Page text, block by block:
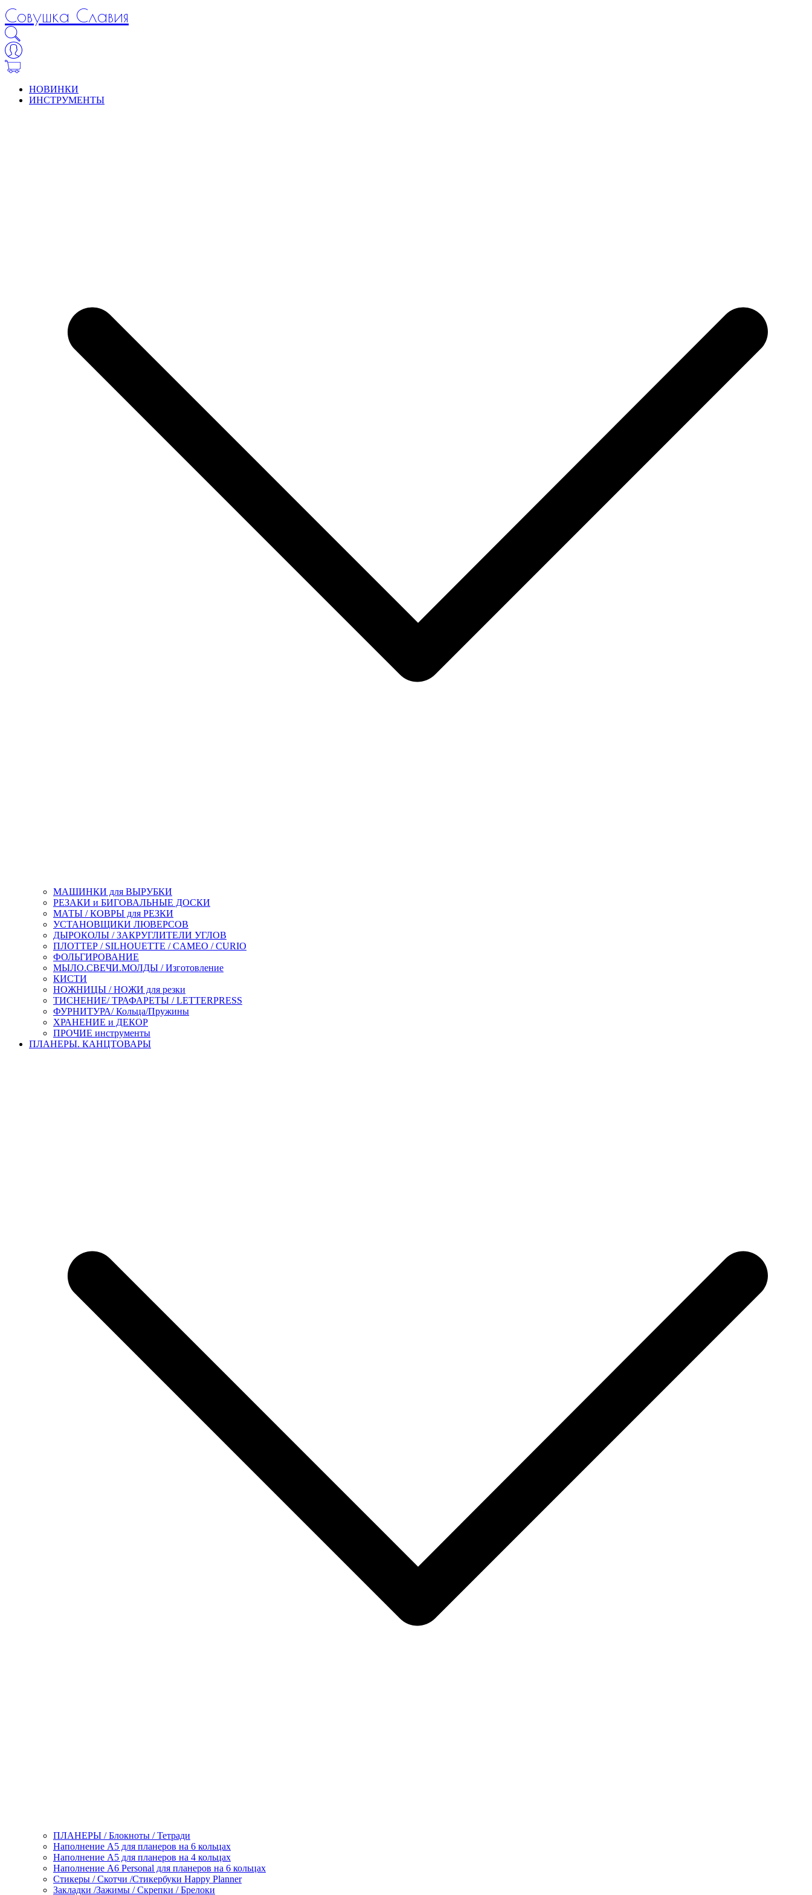
Совушка Славия
НОВИНКИ
ИНСТРУМЕНТЫ
МАШИНКИ для ВЫРУБКИ
РЕЗАКИ и БИГОВАЛЬНЫЕ ДОСКИ
МАТЫ / КОВРЫ для РЕЗКИ
УСТАНОВЩИКИ ЛЮВЕРСОВ
ДЫРОКОЛЫ / ЗАКРУГЛИТЕЛИ УГЛОВ
ПЛОТТЕР / SILHOUETTE / CAMEO / CURIO
ФОЛЬГИРОВАНИЕ
МЫЛО.СВЕЧИ.МОЛДЫ / Изготовление
КИСТИ
НОЖНИЦЫ / НОЖИ для резки
ТИСНЕНИЕ/ ТРАФАРЕТЫ / LETTERPRESS
ФУРНИТУРА/ Кольца/Пружины
ХРАНЕНИЕ и ДЕКОР
ПРОЧИЕ инструменты
ПЛАНЕРЫ. КАНЦТОВАРЫ
ПЛАНЕРЫ / Блокноты / Тетради
Наполнение А5 для планеров на 6 кольцах
Наполнение А5 для планеров на 4 кольцах
Наполнение А6 Personal для планеров на 6 кольцах
Стикеры / Скотчи /Стикербуки Happy Planner
Закладки /Зажимы / Скрепки / Брелоки